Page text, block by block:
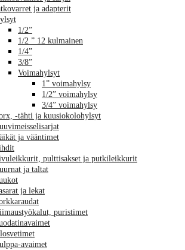
ja adapterit
1/2”
1/2 ” 12 kulmainen
1/4”
3/8”
Voimahylsyt
1” voimahylsy
1/2” voimahylsy
3/4” voimahylsy
-tähti ja kuusiokolohylsyt
ja vääntimet
pulttisakset ja putkileikkurit
ja taltat
ja lekat
puristimet
avaimet